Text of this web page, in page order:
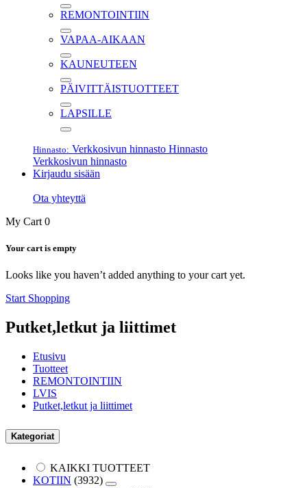
REMONTOINTIIN
VAPAA-AIKAAN
KAUNEUTEEN
PÄIVITTÄISTUOTTEET
LAPSILLE
Hinnasto: Verkkosivun hinnasto Hinnasto
Verkkosivun hinnasto
Kirjaudu sisään
Ota yhteyttä
My Cart 0
Your cart is empty
Looks like you haven’t added anything to your cart yet.
Start Shopping
Putket,letkut ja liittimet
Etusivu
Tuotteet
REMONTOINTIIN
LVIS
Putket,letkut ja liittimet
Kategoriat
KAIKKI TUOTTEET
KOTIIN (3932)